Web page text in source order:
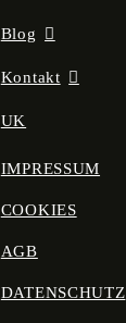
Blog
Kontakt
UK
IMPRESSUM
COOKIES
AGB
DATENSCHUTZ